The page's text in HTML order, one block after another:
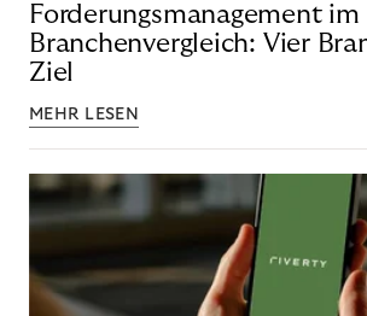
Forderungsmanagement im
Branchenvergleich: Vier
Ziel
MEHR LESEN